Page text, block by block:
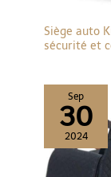
Siège auto
sécurité et
Sep
30
2024